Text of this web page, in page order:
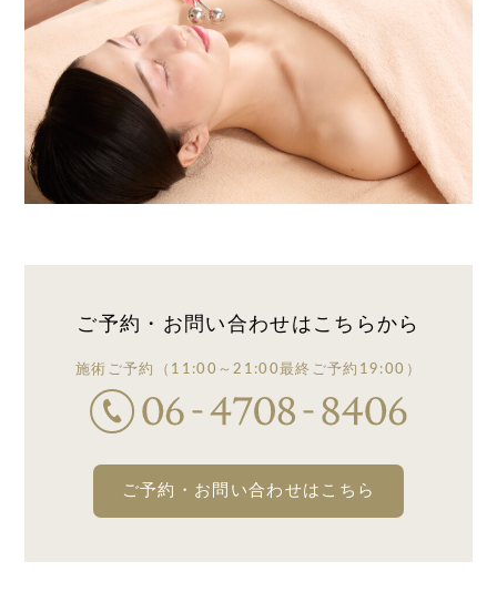
ご予約・お問い合わせはこちらから
施術ご予約 （11:00～21:00最終ご予約19:00）
ご予約・お問い合わせはこちら